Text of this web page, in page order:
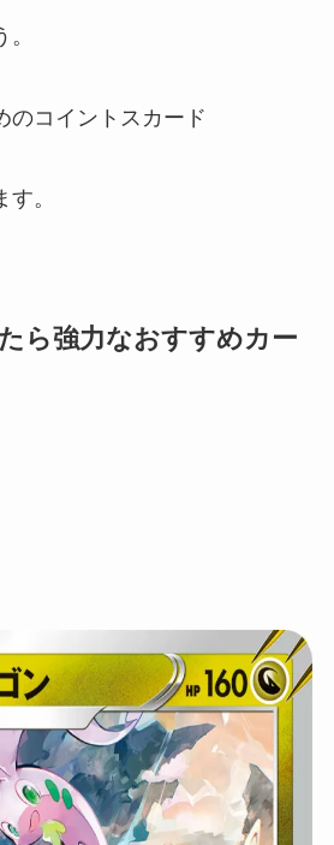
のコイントスカード
。
ら強力なおすすめカー